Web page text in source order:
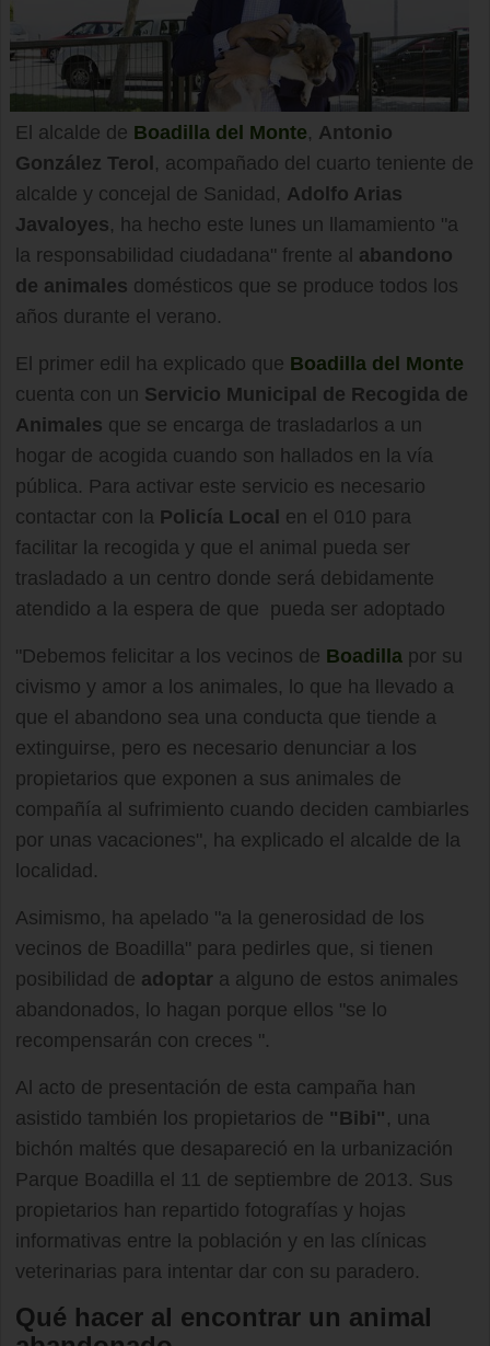
El alcalde de Boadilla del Monte, Antonio
González Terol , acompañado del cuarto teniente de
alcalde y concejal de Sanidad, Adolfo Arias
Javaloyes, ha hecho este lunes un llamamiento "a
la responsabilidad ciudadana" frente al abandono
de animales domésticos que se produce todos los
años durante el verano.
El primer edil ha explicado que Boadilla del Monte
cuenta con un Servicio Municipal de Recogida de
Animales que se encarga de trasladarlos a un
hogar de acogida cuando son hallados en la vía
pública. Para activar este servicio es necesario
contactar con la Policía Local en el 010 para
facilitar la recogida y que el animal pueda ser
trasladado a un centro donde será debidamente
atendido a la espera de que pueda ser adoptado
"Debemos felicitar a los vecinos de Boadilla por su
civismo y amor a los animales, lo que ha llevado a
que el abandono sea una conducta que tiende a
extinguirse, pero es necesario denunciar a los
propietarios que exponen a sus animales de
compañía al sufrimiento cuando deciden cambiarles
por unas vacaciones", ha explicado el alcalde de la
localidad.
Asimismo, ha apelado "a la generosidad de los
vecinos de Boadilla" para pedirles que, si tienen
posibilidad de adoptar a alguno de estos animales
abandonados, lo hagan porque ellos "se lo
recompensarán con creces ".
Al acto de presentación de esta campaña han
asistido también los propietarios de "Bibi" , una
bichón maltés que desapareció en la urbanización
Parque Boadilla el 11 de septiembre de 2013. Sus
propietarios han repartido fotografías y hojas
informativas entre la población y en las clínicas
veterinarias para intentar dar con su paradero.
Qué hacer al encontrar un animal